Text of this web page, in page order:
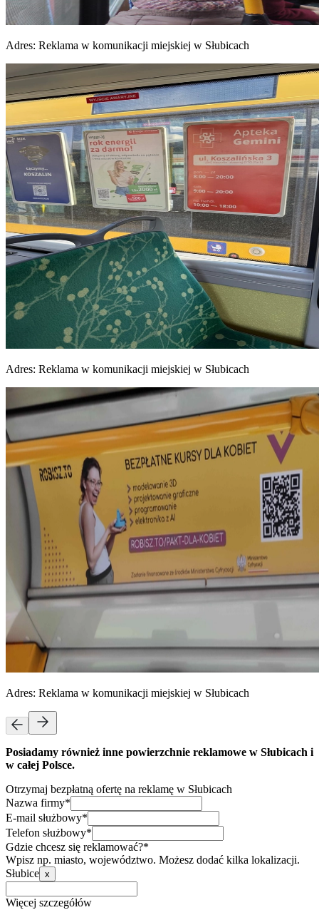
Adres: Reklama w komunikacji miejskiej w Słubicach
Adres: Reklama w komunikacji miejskiej w Słubicach
Adres: Reklama w komunikacji miejskiej w Słubicach
Posiadamy również inne powierzchnie reklamowe w Słubicach i
w całej Polsce.
Otrzymaj bezpłatną ofertę na reklamę w Słubicach
Nazwa firmy*
E-mail służbowy*
Telefon służbowy*
Gdzie chcesz się reklamować?*
Wpisz np. miasto, województwo. Możesz dodać kilka lokalizacji.
Słubice x
Więcej szczegółów